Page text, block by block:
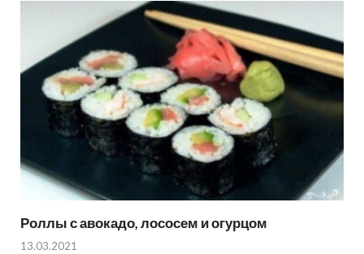
Роллы с авокадо, лососем и огурцом
13.03.2021